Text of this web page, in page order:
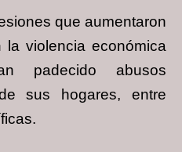
que aumentaron
violencia económica
padecido abusos
sus hogares, entre